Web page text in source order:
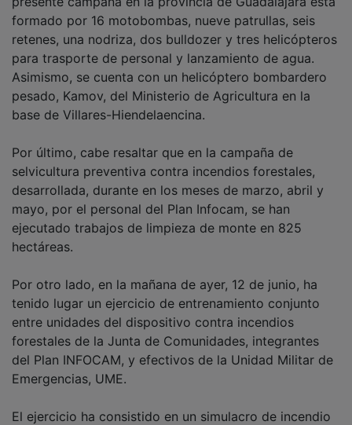
formado por 16 motobombas, nueve patrullas, seis
retenes, una nodriza, dos bulldozer y tres helicópteros
para trasporte de personal y lanzamiento de agua.
Asimismo, se cuenta con un helicóptero bombardero
pesado, Kamov, del Ministerio de Agricultura en la
base de Villares-Hiendelaencina.
selvicultura preventiva contra incendios forestales,
desarrollada, durante en los meses de marzo, abril y
mayo, por el personal del Plan Infocam, se han
ejecutado trabajos de limpieza de monte en 825
hectáreas.
tenido lugar un ejercicio de entrenamiento conjunto
entre unidades del dispositivo contra incendios
forestales de la Junta de Comunidades, integrantes
del Plan INFOCAM, y efectivos de la Unidad Militar de
Emergencias, UME.